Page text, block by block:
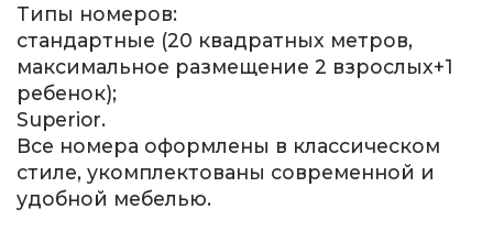
Типы номеров:
стандартные (20 квадратных метров,
максимальное размещение 2 взрослых+1
ребенок);
Superior.
Все номера оформлены в классическом
стиле, укомплектованы современной и
удобной мебелью.